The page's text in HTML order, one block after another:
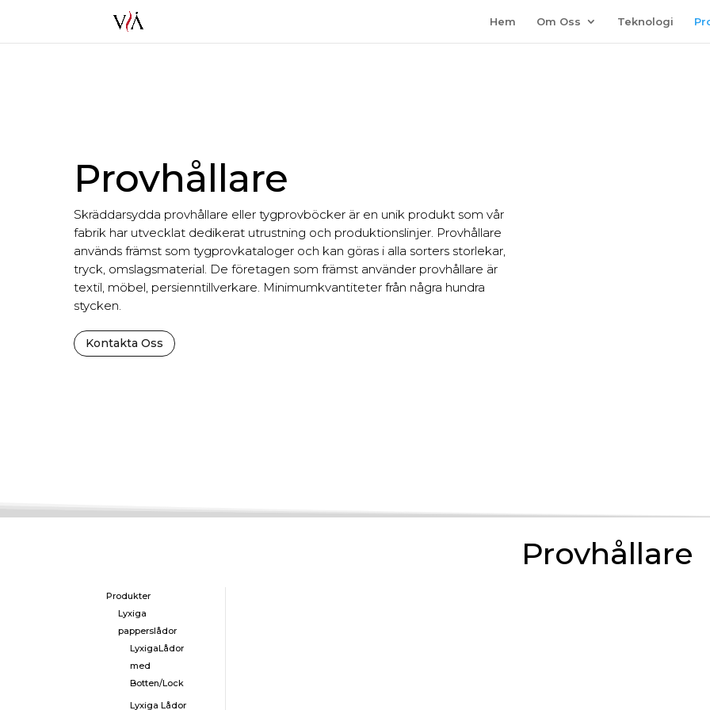
Hem Om Oss Teknologi
Provhållare
Skräddarsydda provhållare eller tygprovböcker är en unik produkt som vår
fabrik har utvecklat dedikerat utrustning och produktionslinjer. Provhållare
används främst som tygprovkataloger och kan göras i alla sorters storlekar,
tryck, omslagsmaterial. De företagen som främst använder provhållare är
textil, möbel, persienntillverkare. Minimumkvantiteter från några hundra
stycken.
Kontakta Oss
Provhållare
Produkter
Lyxiga
papperslådor
LyxigaLådor
med
Botten/Lock
Lyxiga Lådor